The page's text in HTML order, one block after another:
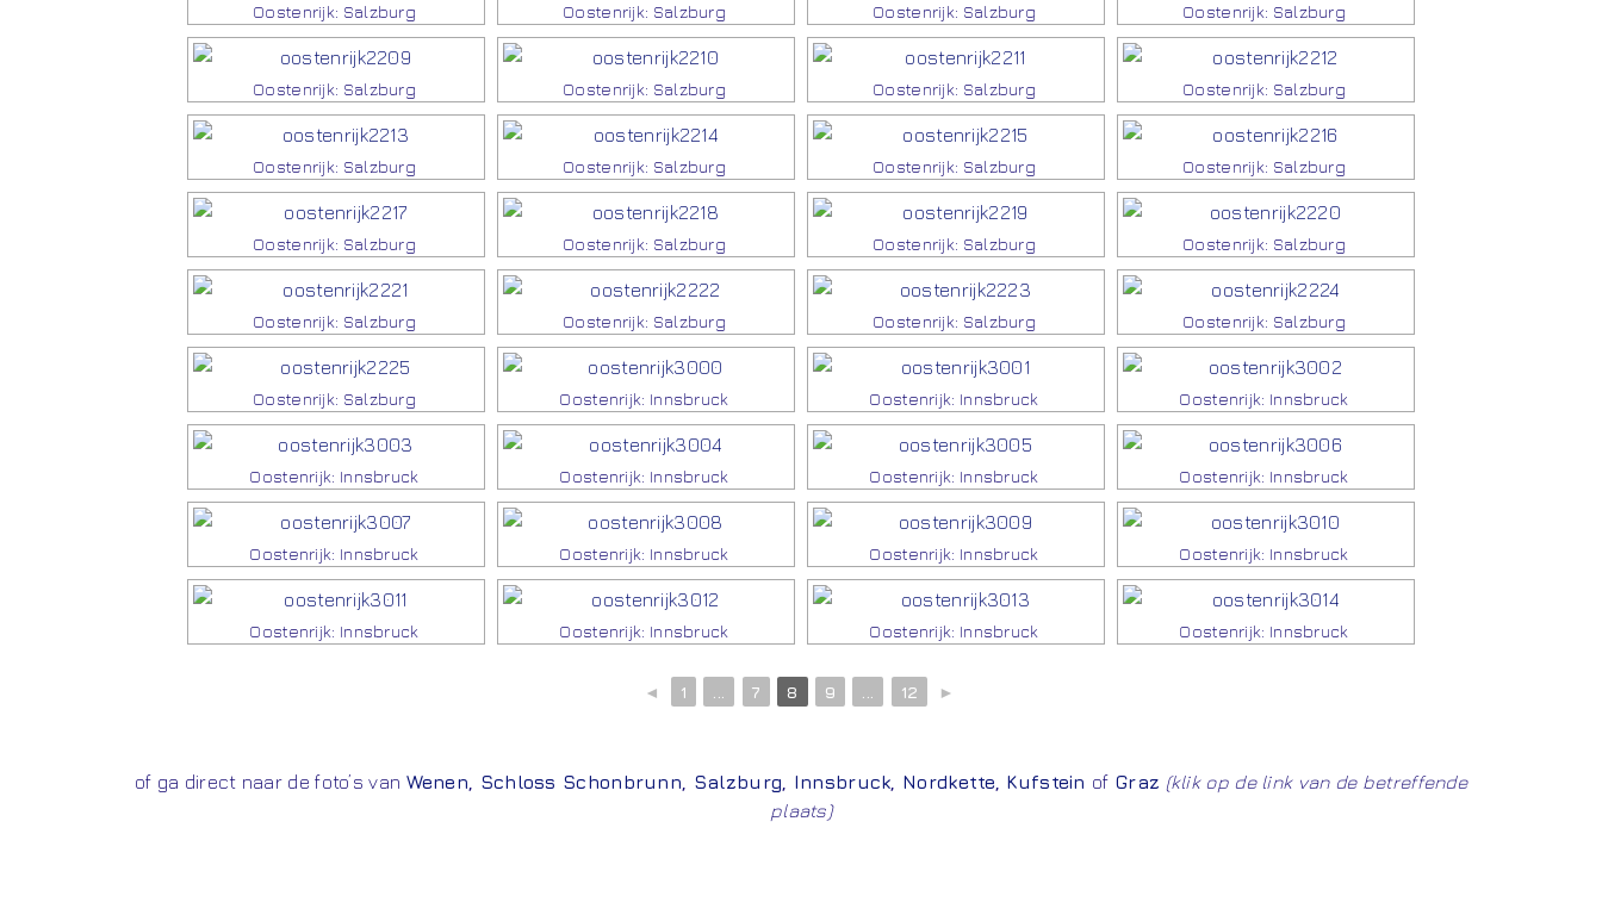
Oostenrijk: Salzburg Oostenrijk: Salzburg Oostenrijk: Salzburg Oostenrijk: Salzburg
Oostenrijk: Salzburg Oostenrijk: Salzburg Oostenrijk: Salzburg Oostenrijk: Salzburg
Oostenrijk: Salzburg Oostenrijk: Salzburg Oostenrijk: Salzburg Oostenrijk: Salzburg
Oostenrijk: Salzburg Oostenrijk: Salzburg Oostenrijk: Salzburg Oostenrijk: Salzburg
Oostenrijk: Salzburg Oostenrijk: Salzburg Oostenrijk: Salzburg Oostenrijk: Salzburg
Oostenrijk: Salzburg Oostenrijk: Innsbruck Oostenrijk: Innsbruck Oostenrijk: Innsbruck
Oostenrijk: Innsbruck Oostenrijk: Innsbruck Oostenrijk: Innsbruck Oostenrijk: Innsbruck
Oostenrijk: Innsbruck Oostenrijk: Innsbruck Oostenrijk: Innsbruck Oostenrijk: Innsbruck
Oostenrijk: Innsbruck Oostenrijk: Innsbruck Oostenrijk: Innsbruck Oostenrijk: Innsbruck
◄ 1 7 8 9 12 ►
of ga direct naar de foto’s van Wenen Schloss Schonbrunn Salzburg Innsbruck Nordkette Kufstein of Graz (klik op de link van de betreffende
plaats)